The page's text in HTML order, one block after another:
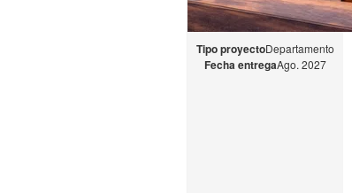
Tipo proyectoDepartamento
Fecha entregaAgo. 2027